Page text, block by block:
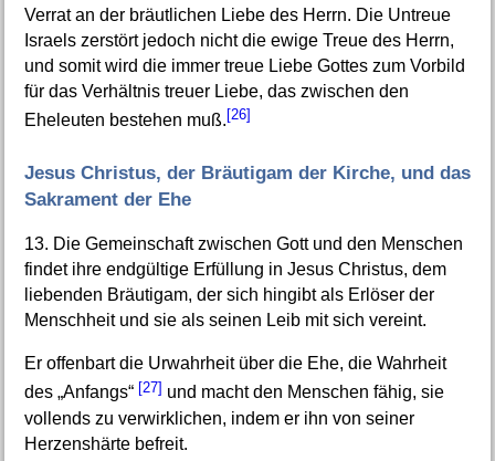
Verrat an der bräutlichen Liebe des Herrn. Die Untreue
Israels zerstört jedoch nicht die ewige Treue des Herrn,
und somit wird die immer treue Liebe Gottes zum Vorbild
für das Verhältnis treuer Liebe, das zwischen den
Eheleuten bestehen muß. [26]
Jesus Christus, der Bräutigam der Kirche, und das
Sakrament der Ehe
13. Die Gemeinschaft zwischen Gott und den Menschen
findet ihre endgültige Erfüllung in Jesus Christus, dem
liebenden Bräutigam, der sich hingibt als Erlöser der
Menschheit und sie als seinen Leib mit sich vereint.
Er offenbart die Urwahrheit über die Ehe, die Wahrheit
des „Anfangs“ [27] und macht den Menschen fähig, sie
vollends zu verwirklichen, indem er ihn von seiner
Herzenshärte befreit.